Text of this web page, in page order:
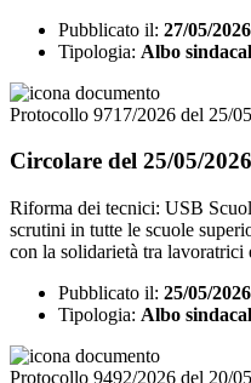
Pubblicato il: 27/05/2026
Tipologia: Albo
Protocollo 9717/2026 del 25/
Circolare del 25/05/2026
Riforma dei tecnici: USB
scrutini in tutte le scuole
con la solidarietà tra lavoratrici
Pubblicato il: 25/05/2026
Tipologia: Albo
Protocollo 9492/2026 del 20/